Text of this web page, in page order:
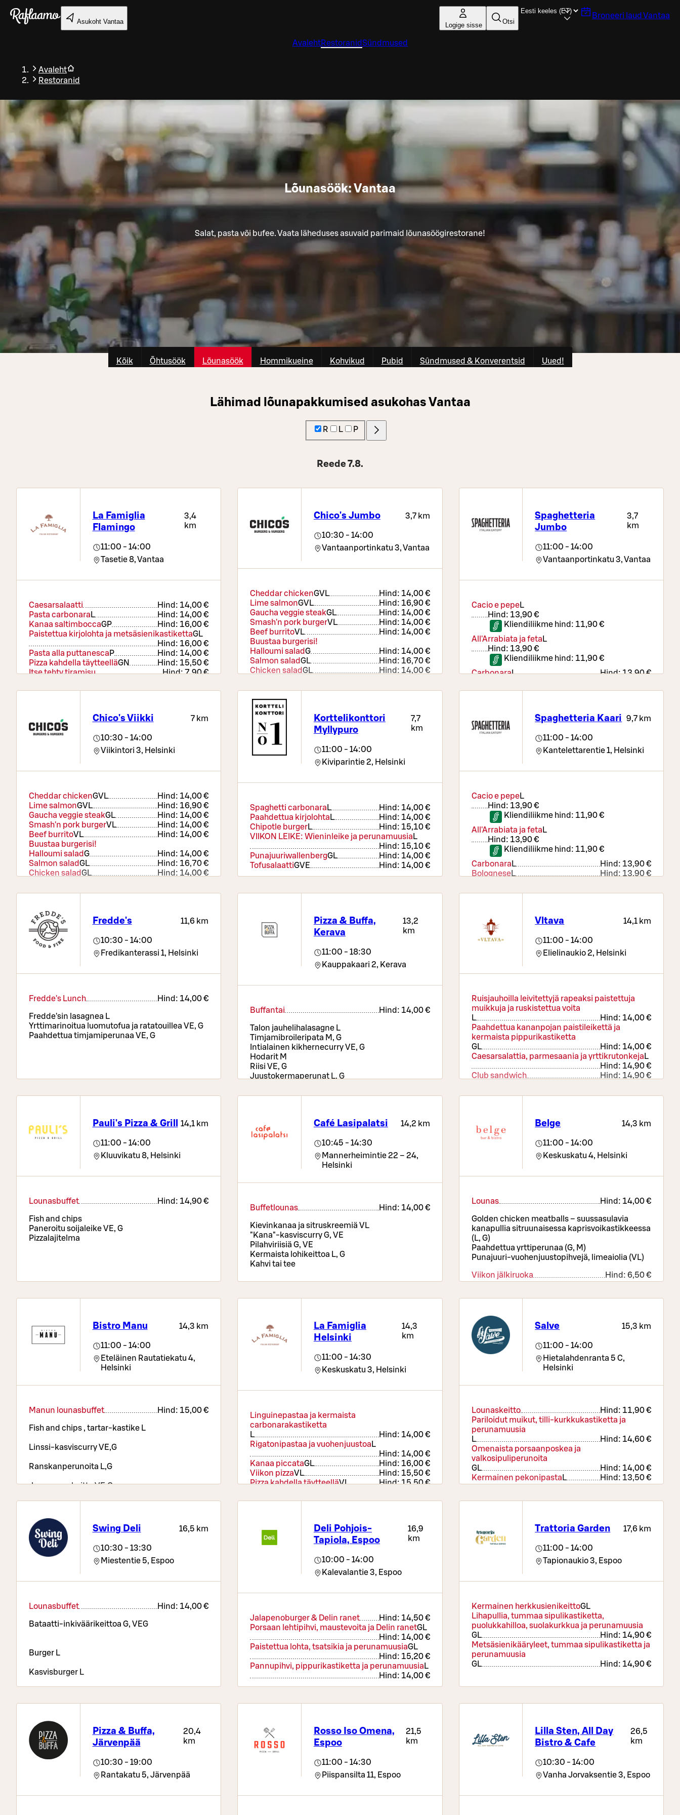
Liigu peamise sisu juurde
Asukoht Vantaa Logige sisse Otsi
Broneeri laud Vantaa
AvalehtRestoranidSündmused
Avaleht
Restoranid
Lõunasöök: Vantaa
Salat, pasta või bufee. Vaata läheduses asuvaid parimaid lõunasöögirestorane!
Kõik Õhtusöök Lõunasöök Hommikueine Kohvikud Pubid Sûndmused & Konverentsid Uued!
Lähimad lõunapakkumised asukohas Vantaa
R L P
Reede 7.8.
La Famiglia
Flamingo
3,4
km
11:00 - 14:00
Tasetie 8,Vantaa
Caesarsalaatti Hind: 14,00 €
Pasta carbonara L Hind: 14,00 €
Kanaa saltimboccaGP Hind: 16,00 €
Paistettua kirjolohta ja metsäsienikastikettaGL
Hind: 16,00 €
Pasta alla puttanesca P Hind: 14,00 €
Pizza kahdella täytteelläGN Hind: 15,50 €
Itse tehty tiramisu
Hind:7,90 €
Chico's Jumbo 3,7 km
10:30 - 14:00
Vantaanportinkatu 3,Vantaa
Cheddar chickenGVL Hind: 14,00 €
Lime salmonGVL Hind: 16,90 €
Gaucha veggie steakGL Hind: 14,00 €
Smash'n pork burgerVL Hind: 14,00 €
Beef burritoVL Hind: 14,00 €
Buustaa burgerisi!
Halloumi saladG Hind: 14,00 €
Salmon saladGL Hind: 16,70 €
Chicken saladGL Hind: 14,00 €
Spaghetteria
Jumbo
3,7
km
11:00 - 14:00
Vantaanportinkatu 3,Vantaa
Cacio e pepeL
Hind: 13,90 €
Kliendiliikme hind: 11,90 €
All'Arrabiata ja feta L
Hind: 13,90 €
Kliendiliikme hind: 11,90 €
CarbonaraL Hind:13,90 €
Kana ja pinaattiL Hind:13,90 €
Chico's Viikki 7 km
10:30 - 14:00
Viikintori 3, Helsinki
Cheddar chickenGVL Hind: 14,00 €
Lime salmonGVL Hind: 16,90 €
Gaucha veggie steakGL Hind: 14,00 €
Smash'n pork burgerVL Hind: 14,00 €
Beef burritoVL Hind: 14,00 €
Buustaa burgerisi!
Halloumi saladG Hind: 14,00 €
Salmon saladGL Hind: 16,70 €
Chicken saladGL Hind: 14,00 €
Korttelikonttori
Myllypuro
7,7
km
11:00 - 14:00
Kiviparintie 2, Helsinki
Spaghetti carbonara L Hind: 14,00 €
Paahdettua kirjolohta L Hind: 14,00 €
Chipotle burgerL Hind: 15,10 €
VIIKON LEIKE: Wieninleike ja perunamuusia L
Hind: 15,10 €
PunajuuriwallenbergGL Hind: 14,00 €
TofusalaattiGVE Hind: 14,00 €
Spaghetteria Kaari 9,7 km
11:00 - 14:00
Kantelettarentie 1, Helsinki
Cacio e pepeL
Hind: 13,90 €
Kliendiliikme hind: 11,90 €
All'Arrabiata ja feta L
Hind: 13,90 €
Kliendiliikme hind: 11,90 €
CarbonaraL Hind: 13,90 €
BologneseL Hind: 13,90 €
Lounassalaatti
Hind:13,90 €
Fredde's 11,6 km
10:30 - 14:00
Fredikanterassi 1, Helsinki
Fredde's Lunch Hind: 14,00 €
Fredde'sin lasagnea L
Yrttimarinoitua luomutofua ja ratatouillea VE, G
Paahdettua timjamiperunaa VE, G
Pizza & Buffa,
Kerava
13,2
km
11:00 - 18:30
Kauppakaari 2, Kerava
Buffantai Hind: 14,00 €
Talon jauhelihalasagne L
Timjamibroileripata M, G
Intialainen kikhernecurry VE, G
Hodarit M
Riisi VE, G
Juustokermaperunat L, G
Pizzavalikoima, salaatti- ja leipäpöytä,
Vltava 14,1 km
11:00 - 14:00
Elielinaukio 2, Helsinki
Ruisjauhoilla leivitettyjä rapeaksi paistettuja
muikkuja ja ruskistettua voita
L
Hind: 14,00 €
Paahdettua kananpojan paistileikettä ja
kermaista pippurikastiketta
GL Hind: 14,00 €
Caesarsalattia, parmesaania ja yrttikrutonkeja L
Hind: 14,90 €
Club sandwich
Hind: 14,90 €
Mustikkapiirakkaa, vaniljavaahtoa ja tuoreita
Pauli's Pizza & Grill 14,1 km
11:00 - 14:00
Kluuvikatu 8, Helsinki
Lounasbuffet Hind: 14,90 €
Fish and chips
Paneroitu soijaleike VE, G
Pizzalajitelma
Café Lasipalatsi 14,2 km
10:45 - 14:30
Mannerheimintie 22 – 24,
Helsinki
Buffetlounas Hind: 14,00 €
Kievinkanaa ja sitruskreemiä VL
"Kana"-kasviscurry G, VE
Pilahviriisiä G, VE
Kermaista lohikeittoa L, G
Kahvi tai tee
Belge 14,3 km
11:00 - 14:00
Keskuskatu 4, Helsinki
Lounas Hind: 14,00 €
Golden chicken meatballs – suussasulavia
kanapullia sitruunaisessa kaprisvoikastikkeessa
(L, G)
Paahdettua yrttiperunaa (G, M)
Punajuuri-vuohenjuustopihvejä, limeaiolia (VL)
Viikon jälkiruoka Hind: 6,50 €
Bistro Manu 14,3 km
11:00 - 14:00
Eteläinen Rautatiekatu 4,
Helsinki
Manun lounasbuffet Hind: 15,00 €
Fish and chips , tartar-kastike L
Linssi-kasviscurry VE,G
Ranskanperunoita L,G
Juuressosekeitto VE,G
La Famiglia
Helsinki
14,3
km
11:00 - 14:30
Keskuskatu 3, Helsinki
Linguinepastaa ja kermaista
carbonarakastiketta
L
Hind: 14,00 €
Rigatonipastaa ja vuohenjuustoa L
Hind: 14,00 €
Kanaa piccataGL Hind: 16,00 €
Viikon pizzaVL Hind: 15,50 €
Pizza kahdella täytteelläVL Hind:15,50 €
JälkiruokaL Hind:7,90 €
Salve 15,3 km
11:00 - 14:00
Hietalahdenranta 5 C,
Helsinki
Lounaskeitto Hind: 11,90 €
Pariloidut muikut, tilli-kurkkukastiketta ja
perunamuusia
L
Hind: 14,60 €
Omenaista porsaanposkea ja
valkosipuliperunoita
GL Hind: 14,00 €
Kermainen pekonipastaL Hind: 13,50 €
Iso oopperaleike ja perunamuusiL
Hind:
Kliendiliikme hind:27,70 €
Swing Deli 16,5 km
10:30 - 13:30
Miestentie 5, Espoo
Lounasbuffet Hind: 14,00 €
Bataatti-inkiväärikeittoa G, VEG
Burger L
Kasvisburger L
Jäätelöbaari L
Deli Pohjois-
Tapiola, Espoo
16,9
km
10:00 - 14:00
Kalevalantie 3, Espoo
Jalapenoburger & Delin ranet Hind: 14,50 €
Porsaan lehtipihvi, maustevoita ja Delin ranetGL
Hind: 14,00 €
Paistettua lohta, tsatsikia ja perunamuusiaGL
Hind: 15,20 €
Pannupihvi, pippurikastiketta ja perunamuusia L
Hind: 14,00 €
Trattoria Garden 17,6 km
11:00 - 14:00
Tapionaukio 3, Espoo
Kermainen herkkusienikeittoGL
Lihapullia, tummaa sipulikastiketta,
puolukkahilloa, suolakurkkua ja perunamuusia
GL Hind: 14,90 €
Metsäsienikääryleet, tummaa sipulikastiketta ja
perunamuusia
GL Hind: 14,90 €
Pizza & Buffa,
Järvenpää
20,4
km
10:30 - 19:00
Rantakatu 5, Järvenpää
Rosso Iso Omena,
Espoo
21,5
km
11:00 - 14:30
Piispansilta 11, Espoo
Lilla Sten, All Day
Bistro & Cafe
26,5
km
10:30 - 14:00
Vanha Jorvaksentie 3, Espoo